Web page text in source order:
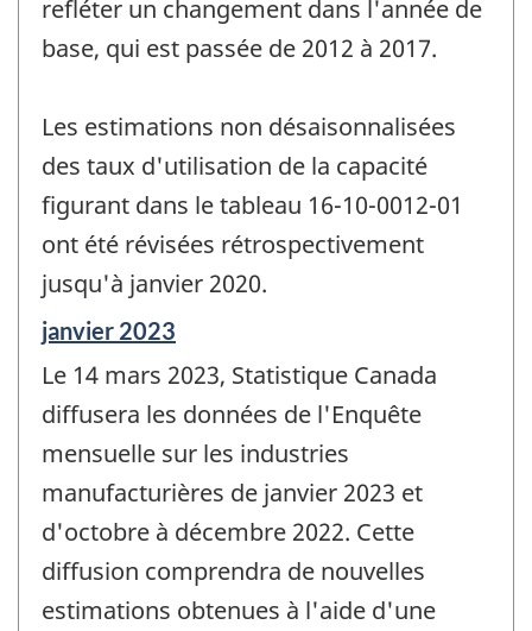
refléter un changement dans l'année de
base, qui est passée de 2012 à 2017.
Les estimations non désaisonnalisées
des taux d'utilisation de la capacité
figurant dans le tableau 16-10-0012-01
ont été révisées rétrospectivement
jusqu'à janvier 2020.
Période
référence
de
-
janvier 2023
Le 14 mars 2023, Statistique Canada
diffusera les données de l'Enquête
mensuelle sur les industries
manufacturières de janvier 2023 et
d'octobre à décembre 2022. Cette
diffusion comprendra de nouvelles
estimations obtenues à l'aide d'une